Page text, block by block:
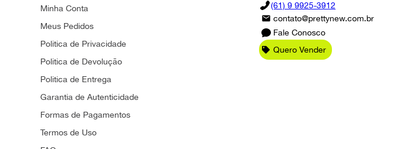
Minha Conta
Meus Pedidos
Politica de Privacidade
Politica de Devolução
Politica de Entrega
Garantia de Autenticidade
Formas de Pagamentos
Termos de Uso
(61) 9 9925-3912
contato@prettynew.com.br
Fale Conosco
Quero Vender